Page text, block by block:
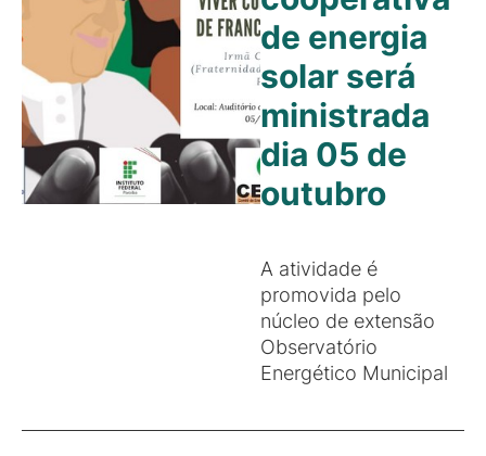
de energia
solar será
ministrada
dia 05 de
outubro
A atividade é
promovida pelo
núcleo de extensão
Observatório
Energético Municipal